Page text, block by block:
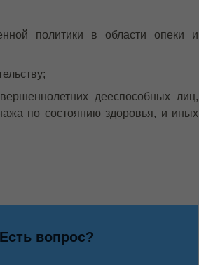
политики в области опеки и
дееспособных лиц,
по состоянию здоровья, и иных
Есть вопрос?